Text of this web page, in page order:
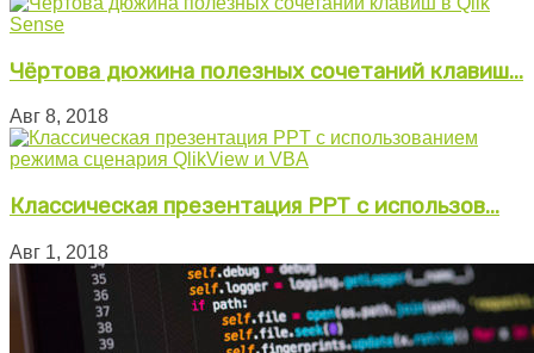
Чёртова дюжина полезных сочетаний клавиш...
Авг 8, 2018
Классическая презентация PPT с использов...
Авг 1, 2018